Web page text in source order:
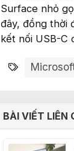
Surface nhỏ
đây, đồng thời
kết nối USB-C
Từ khóa
BÀI VIẾT LIÊN